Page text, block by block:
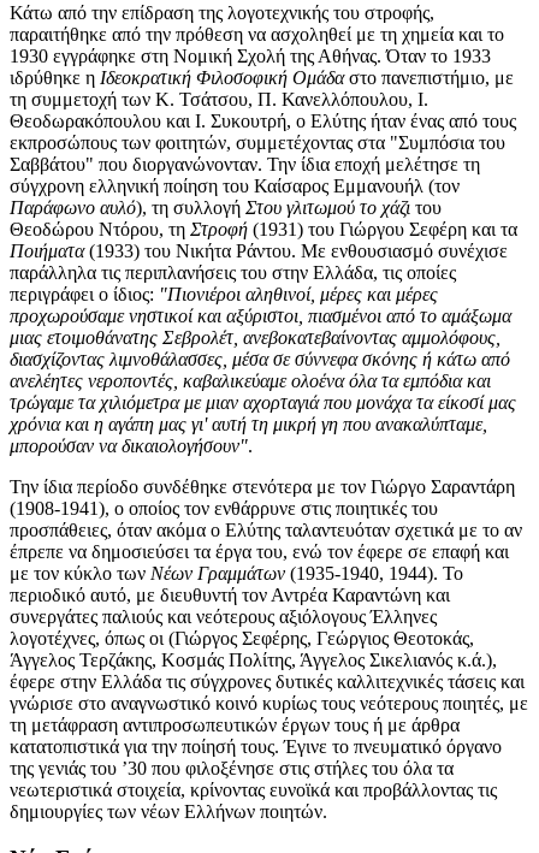
Κάτω από την επίδραση της λογοτεχνικής του στροφής,
παραιτήθηκε από την πρόθεση να ασχοληθεί με τη χημεία και το
1930 εγγράφηκε στη Νομική Σχολή της Αθήνας. Όταν το 1933
ιδρύθηκε η Ιδεοκρατική Φιλοσοφική Ομάδαστο πανεπιστήμιο, με
τη συμμετοχή των Κ. Τσάτσου, Π. Κανελλόπουλου, Ι.
Θεοδωρακόπουλου και Ι. Συκουτρή, ο Ελύτης ήταν ένας από τους
εκπροσώπους των φοιτητών, συμμετέχοντας στα "Συμπόσια του
Σαββάτου" που διοργανώνονταν. Την ίδια εποχή μελέτησε τη
σύγχρονη ελληνική ποίηση του Καίσαρος Εμμανουήλ (τον
Παράφωνο αυλό), τη συλλογή Στου γλιτωμού το χάζι του
Θεοδώρου Ντόρου, τη Στροφή (1931) του Γιώργου Σεφέρη και τα
Ποιήματα(1933) του Νικήτα Ράντου. Με ενθουσιασμό συνέχισε
παράλληλα τις περιπλανήσεις του στην Ελλάδα, τις οποίες
περιγράφει ο ίδιος: "Πιονιέροι αληθινοί, μέρες και μέρες
προχωρούσαμε νηστικοί και αξύριστοι, πιασμένοι από το αμάξωμα
μιας ετοιμοθάνατης Σεβρολέτ, ανεβοκατεβαίνοντας αμμολόφους,
διασχίζοντας λιμνοθάλασσες, μέσα σε σύννεφα σκόνης ή κάτω από
ανελέητες νεροποντές, καβαλικεύαμε ολοένα όλα τα εμπόδια και
τρώγαμε τα χιλιόμετρα με μιαν αχορταγιά που μονάχα τα είκοσί μας
χρόνια και η αγάπη μας γι' αυτή τη μικρή γη που ανακαλύπταμε,
μπορούσαν να δικαιολογήσουν".
Την ίδια περίοδο συνδέθηκε στενότερα με τον Γιώργο Σαραντάρη
(1908-1941), ο οποίος τον ενθάρρυνε στις ποιητικές του
προσπάθειες, όταν ακόμα ο Ελύτης ταλαντευόταν σχετικά με το αν
έπρεπε να δημοσιεύσει τα έργα του, ενώ τον έφερε σε επαφή και
με τον κύκλο των Νέων Γραμμάτων (1935-1940, 1944). Το
περιοδικό αυτό, με διευθυντή τον Αντρέα Καραντώνη και
συνεργάτες παλιούς και νεότερους αξιόλογους Έλληνες
λογοτέχνες, όπως οι (Γιώργος Σεφέρης, Γεώργιος Θεοτοκάς,
Άγγελος Τερζάκης, Κοσμάς Πολίτης, Άγγελος Σικελιανός κ.ά.),
έφερε στην Ελλάδα τις σύγχρονες δυτικές καλλιτεχνικές τάσεις και
γνώρισε στο αναγνωστικό κοινό κυρίως τους νεότερους ποιητές, με
τη μετάφραση αντιπροσωπευτικών έργων τους ή με άρθρα
κατατοπιστικά για την ποίησή τους. Έγινε το πνευματικό όργανο
της γενιάς του ’30 που φιλοξένησε στις στήλες του όλα τα
νεωτεριστικά στοιχεία, κρίνοντας ευνοϊκά και προβάλλοντας τις
δημιουργίες των νέων Ελλήνων ποιητών.